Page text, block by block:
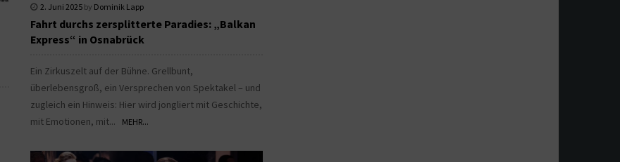
2. Juni 2025 by Dominik Lapp
Fahrt durchs zersplitterte Paradies: „Balkan
Express“ in Osnabrück
Ein Zirkuszelt auf der Bühne. Grellbunt,
überlebensgroß, ein Versprechen von Spektakel – und
zugleich ein Hinweis: Hier wird jongliert mit Geschichte,
mit Emotionen, mit...
MEHR...